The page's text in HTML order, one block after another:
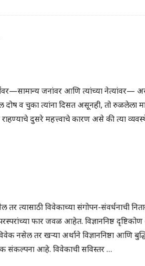
जनांवर आणि त्यांच्या नेत्यांवर—
दोष व चुका त्यांना दिसत असूनही, तो रुळलेला
दुसरे महत्त्वाचे कारण असे की त्या
त्यासाठी विवेकाच्या संगोपन-संवर्धनाची
फार जवळ आहेत. विज्ञाननिष्ठ
नसेल तर खऱ्या अर्थाने विज्ञाननिष्ठा आणि
संकल्पना आहे. विवेकाची सविस्तर …